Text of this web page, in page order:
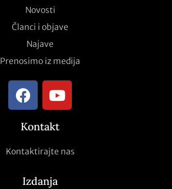
Novosti
Članci i objave
Najave
Prenosimo iz medija
Kontakt
Kontaktirajte nas
Izdanja